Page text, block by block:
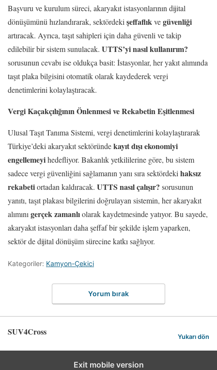
Başvuru ve kurulum süreci, akaryakıt istasyonlarının dijital
dönüşümünü hızlandırarak, sektördeki şeffaflıkvegüvenliği
artıracak. Ayrıca, taşıt sahipleri için daha güvenli ve takip
edilebilir bir sistem sunulacak. UTTS’yi nasıl kullanırım?
sorusunun cevabı ise oldukça basit: İstasyonlar, her yakıt alımında
taşıt plaka bilgisini otomatik olarak kaydederek vergi
denetimlerini kolaylaştıracak.
Vergi Kaçakçılığının Önlenmesi ve Rekabetin Eşitlenmesi
Ulusal Taşıt Tanıma Sistemi, vergi denetimlerini kolaylaştırarak
Türkiye’deki akaryakıt sektöründekayıt dışı ekonomiyi
engellemeyihedefliyor. Bakanlık yetkililerine göre, bu sistem
sadece vergi güvenliğini sağlamanın yanı sıra sektördeki haksız
rekabetiortadan kaldıracak. UTTS nasıl çalışır? sorusunun
yanıtı, taşıt plakası bilgilerini doğrulayan sistemin, her akaryakıt
alımını gerçek zamanlıolarak kaydetmesinde yatıyor. Bu sayede,
akaryakıt istasyonları daha şeffaf bir şekilde işlem yaparken,
sektör de dijital dönüşüm sürecine katkı sağlıyor.
Kategoriler: Kamyon-Çekici
Yorum bırak
SUV4Cross Yukarı dön
Exit mobile version